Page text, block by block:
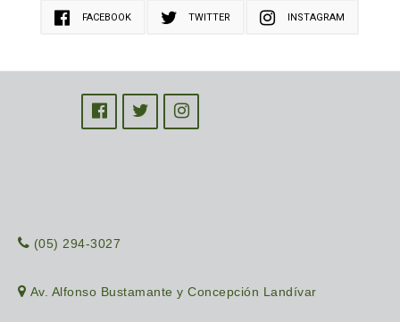
FACEBOOK TWITTER INSTAGRAM
(05) 294-3027
Av. Alfonso Bustamante y Concepción Landívar